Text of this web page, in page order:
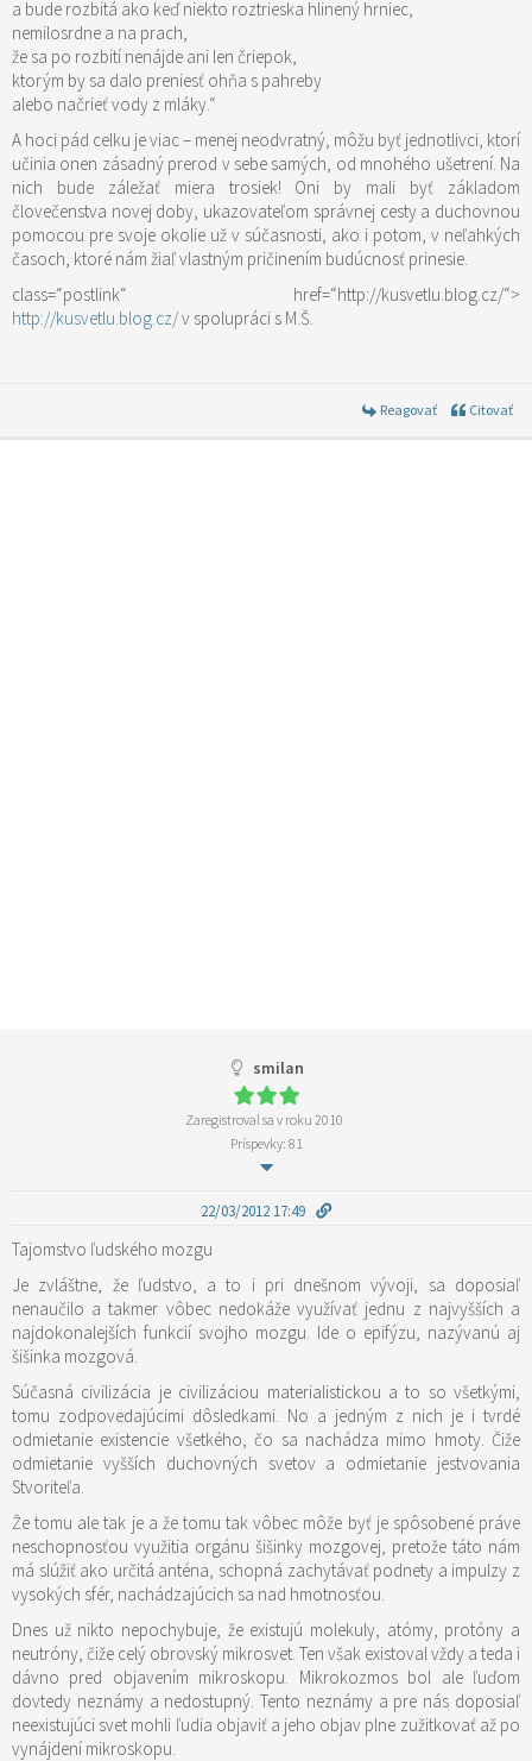
a bude rozbitá ako keď niekto roztrieska hlinený hrniec,
nemilosrdne a na prach,
že sa po rozbití nenájde ani len čriepok,
ktorým by sa dalo preniesť ohňa s pahreby
alebo načrieť vody z mláky.“
A hoci pád celku je viac – menej neodvratný, môžu byť jednotlivci, ktorí
učinia onen zásadný prerod v sebe samých, od mnohého ušetrení. Na
nich bude záležať miera trosiek! Oni by mali byť základom
človečenstva novej doby, ukazovateľom správnej cesty a duchovnou
pomocou pre svoje okolie už v súčasnosti, ako i potom, v neľahkých
časoch, ktoré nám žiaľ vlastným pričinením budúcnosť prinesie.
class=“postlink“ href=“http://kusvetlu.blog.cz/“>
http://kusvetlu.blog.cz/v spolupráci s M.Š.
Reagovať Citovať
smilan
Zaregistroval sa v roku 2010
Príspevky: 81
22/03/2012 17:49
Tajomstvo ľudského mozgu
Je zvláštne, že ľudstvo, a to i pri dnešnom vývoji, sa doposiaľ
nenaučilo a takmer vôbec nedokáže využívať jednu z najvyšších a
najdokonalejších funkcií svojho mozgu. Ide o epifýzu, nazývanú aj
šišinka mozgová.
Súčasná civilizácia je civilizáciou materialistickou a to so všetkými,
tomu zodpovedajúcimi dôsledkami. No a jedným z nich je i tvrdé
odmietanie existencie všetkého, čo sa nachádza mimo hmoty. Čiže
odmietanie vyšších duchovných svetov a odmietanie jestvovania
Stvoriteľa.
Že tomu ale tak je a že tomu tak vôbec môže byť je spôsobené práve
neschopnosťou využitia orgánu šišinky mozgovej, pretože táto nám
má slúžiť ako určitá anténa, schopná zachytávať podnety a impulzy z
vysokých sfér, nachádzajúcich sa nad hmotnosťou.
Dnes už nikto nepochybuje, že existujú molekuly, atómy, protóny a
neutróny, čiže celý obrovský mikrosvet. Ten však existoval vždy a teda i
dávno pred objavením mikroskopu. Mikrokozmos bol ale ľuďom
dovtedy neznámy a nedostupný. Tento neznámy a pre nás doposiaľ
neexistujúci svet mohli ľudia objaviť a jeho objav plne zužitkovať až po
vynájdení mikroskopu.